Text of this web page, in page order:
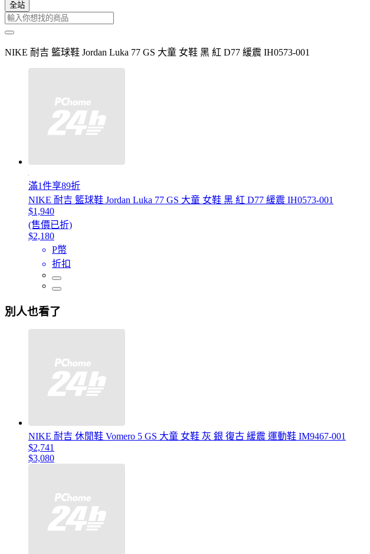
全站
NIKE 耐吉 籃球鞋 Jordan Luka 77 GS 大童 女鞋 黑 紅 D77 緩震 IH0573-001
滿1件享89折
NIKE 耐吉 籃球鞋 Jordan Luka 77 GS 大童 女鞋 黑 紅 D77 緩震 IH0573-001
$1,940
(售價已折)
$2,180
P幣
折扣
別人也看了
NIKE 耐吉 休閒鞋 Vomero 5 GS 大童 女鞋 灰 銀 復古 緩震 運動鞋 IM9467-001
$2,741
$3,080